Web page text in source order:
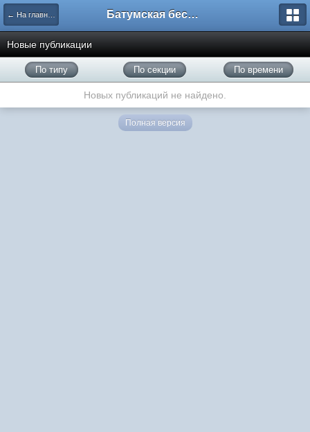
← На главную Батумская беседка
Новые публикации
По типу По секции По времени
Новых публикаций не найдено.
Полная версия